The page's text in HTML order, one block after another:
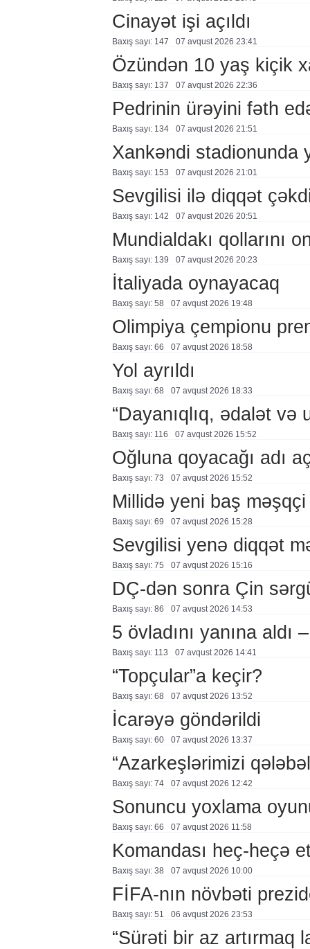
Cinayət işi açıldı
Baxış sayı: 147 07 avqust 2026 23:41
Özündən 10 yaş kiçik
Baxış sayı: 137 07 avqust 2026 22:36
Pedrinin ürəyini fəth
Baxış sayı: 134 07 avqust 2026 21:51
Xankəndi stadionunda
Baxış sayı: 153 07 avqust 2026 21:01
Sevgilisi ilə diqqət
Baxış sayı: 142 07 avqust 2026 20:51
Mundialdakı qollarını
Baxış sayı: 139 07 avqust 2026 20:23
İtaliyada oynayacaq
Baxış sayı: 58 07 avqust 2026 19:48
Olimpiya çempionu
Baxış sayı: 66 07 avqust 2026 18:58
Yol ayrıldı
Baxış sayı: 68 07 avqust 2026 18:33
“Dayanıqlıq, ədalət
Baxış sayı: 116 07 avqust 2026 15:52
Oğluna qoyacağı adı
Baxış sayı: 73 07 avqust 2026 15:52
Millidə yeni baş məşqçi
Baxış sayı: 69 07 avqust 2026 15:28
Sevgilisi yenə diqqət
Baxış sayı: 75 07 avqust 2026 15:16
DÇ-dən sonra Çin
Baxış sayı: 86 07 avqust 2026 14:53
5 övladını yanına aldı
Baxış sayı: 113 07 avqust 2026 14:41
“Topçular”a keçir?
Baxış sayı: 68 07 avqust 2026 13:52
İcarəyə göndərildi
Baxış sayı: 60 07 avqust 2026 13:37
“Azarkeşlərimizi
Baxış sayı: 74 07 avqust 2026 12:42
Sonuncu yoxlama
Baxış sayı: 66 07 avqust 2026 11:58
Komandası heç-heçə
Baxış sayı: 38 07 avqust 2026 10:00
FİFA-nın növbəti
Baxış sayı: 51 06 avqust 2026 23:53
“Sürəti bir az artırmaq